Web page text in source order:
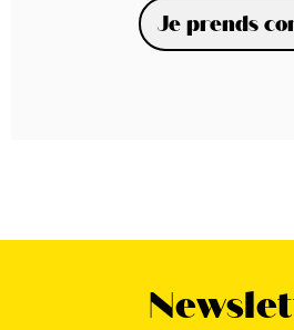
Je prends